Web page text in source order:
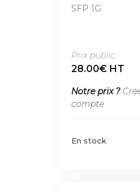
SFP 1G
Prix public
28.00€ HT
Notre prix ?
compte
En stock